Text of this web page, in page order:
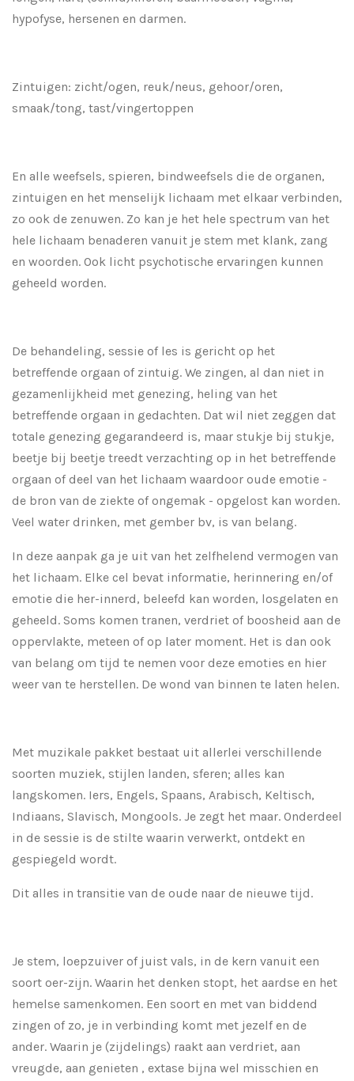
hypofyse, hersenen en darmen.
Zintuigen: zicht/ogen, reuk/neus, gehoor/oren,
smaak/tong, tast/vingertoppen
En alle weefsels, spieren, bindweefsels die de organen,
zintuigen en het menselijk lichaam met elkaar verbinden,
zo ook de zenuwen. Zo kan je het hele spectrum van het
hele lichaam benaderen vanuit je stem met klank, zang
en woorden. Ook licht psychotische ervaringen kunnen
geheeld worden.
De behandeling, sessie of les is gericht op het
betreffende orgaan of zintuig. We zingen, al dan niet in
gezamenlijkheid met genezing, heling van het
betreffende orgaan in gedachten. Dat wil niet zeggen dat
totale genezing gegarandeerd is, maar stukje bij stukje,
beetje bij beetje treedt verzachting op in het betreffende
orgaan of deel van het lichaam waardoor oude emotie -
de bron van de ziekte of ongemak - opgelost kan worden.
Veel water drinken, met gember bv, is van belang.
In deze aanpak ga je uit van het zelfhelend vermogen van
het lichaam. Elke cel bevat informatie, herinnering en/of
emotie die her-innerd, beleefd kan worden, losgelaten en
geheeld. Soms komen tranen, verdriet of boosheid aan de
oppervlakte, meteen of op later moment. Het is dan ook
van belang om tijd te nemen voor deze emoties en hier
weer van te herstellen. De wond van binnen te laten helen.
Met muzikale pakket bestaat uit allerlei verschillende
soorten muziek, stijlen landen, sferen; alles kan
langskomen. Iers, Engels, Spaans, Arabisch, Keltisch,
Indiaans, Slavisch, Mongools. Je zegt het maar. Onderdeel
in de sessie is de stilte waarin verwerkt, ontdekt en
gespiegeld wordt.
Dit alles in transitie van de oude naar de nieuwe tijd.
Je stem, loepzuiver of juist vals, in de kern vanuit een
soort oer-zijn. Waarin het denken stopt, het aardse en het
hemelse samenkomen. Een soort en met van biddend
zingen of zo, je in verbinding komt met jezelf en de
ander. Waarin je (zijdelings) raakt aan verdriet, aan
vreugde, aan genieten , extase bijna wel misschien en